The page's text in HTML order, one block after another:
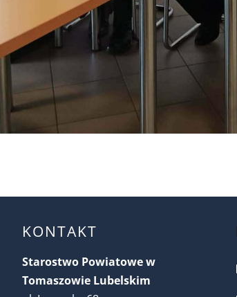
KONTAKT
Starostwo Powiatowe w
Tomaszowie Lubelskim